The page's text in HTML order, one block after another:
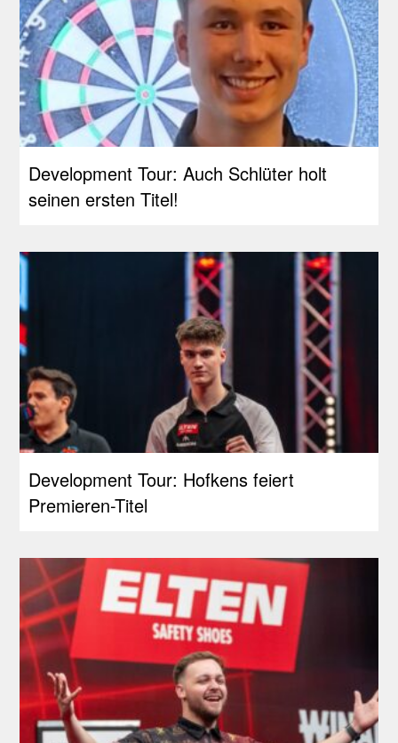
Development Tour: Auch Schlüter holt
seinen ersten Titel!
Development Tour: Hofkens feiert
Premieren-Titel